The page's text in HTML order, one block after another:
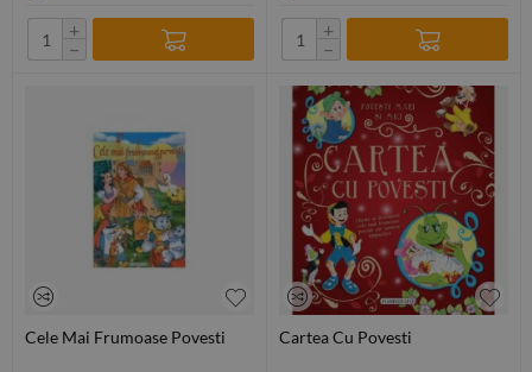
+
−
+
−
Cele Mai Frumoase Povesti Cartea Cu Povesti